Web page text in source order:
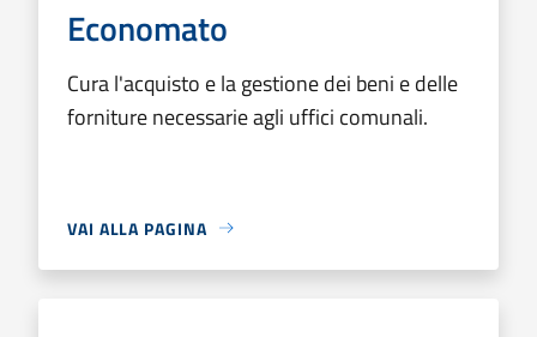
Economato
Cura l'acquisto e la gestione dei beni e delle
forniture necessarie agli uffici comunali.
VAI ALLA PAGINA